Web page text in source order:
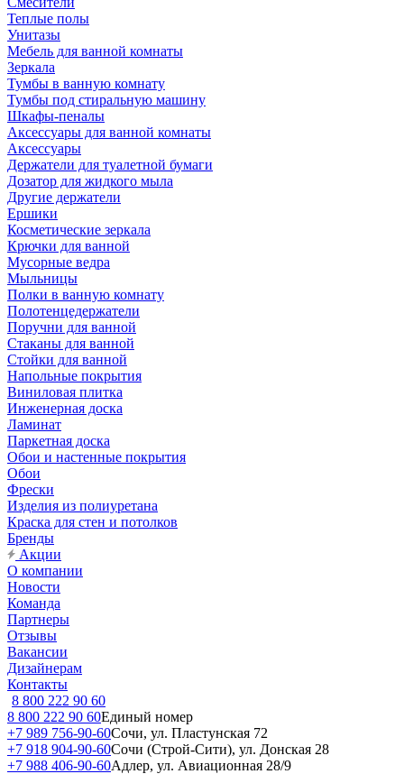
Теплые полы
Унитазы
Мебель для ванной комнаты
Зеркала
Тумбы в ванную комнату
Тумбы под стиральную машину
Шкафы-пеналы
Аксессуары для ванной комнаты
Аксессуары
Держатели для туалетной бумаги
Дозатор для жидкого мыла
Другие держатели
Ершики
Косметические зеркала
Крючки для ванной
Мусорные ведра
Мыльницы
Полки в ванную комнату
Полотенцедержатели
Поручни для ванной
Стаканы для ванной
Стойки для ванной
Напольные покрытия
Виниловая плитка
Инженерная доска
Ламинат
Паркетная доска
Обои и настенные покрытия
Обои
Фрески
Изделия из полиуретана
Краска для стен и потолков
Бренды
Акции
О компании
Новости
Команда
Партнеры
Отзывы
Вакансии
Дизайнерам
Контакты
8 800 222 90 60
8 800 222 90 60Единый номер
+7 989 756-90-60Сочи, ул. Пластунская 72
+7 918 904-90-60Сочи (Строй-Сити), ул. Донская 28
+7 988 406-90-60Адлер, ул. Авиационная 28/9